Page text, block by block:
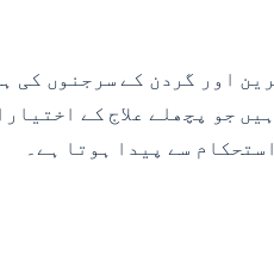
اور گردن کے سرجنوں کی
جو پچھلے علاج کے
سے پیدا ہوتا ہے۔